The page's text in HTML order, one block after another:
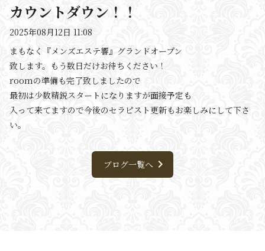
カウントダウン！！
2025年08月12日 11:08
まもなく『メンズエステ響』グランドオープン
致します。もう数日だけお待ちください！
roomの準備も完了致しましたので
最初は少数精鋭スタートになりますが面接予定も
入って来てますので今後のセラピスト更新もお楽しみにして下さ
い。
ブログ一覧へ chevron_right